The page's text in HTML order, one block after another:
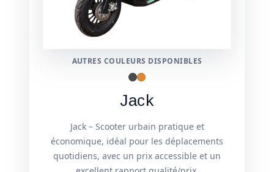
AUTRES COULEURS DISPONIBLES
Jack
Jack – Scooter urbain pratique et
économique, idéal pour les déplacements
quotidiens, avec un prix accessible et un